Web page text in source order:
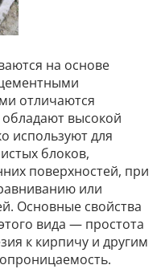
на основе
отличаются
высокой
используют для
блоков,
поверхностей, при
или
Основные свойства
вида — простота
к кирпичу и другим